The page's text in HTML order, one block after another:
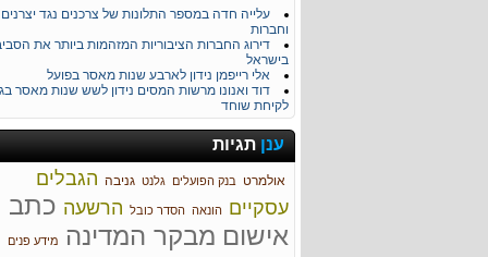
עלייה חדה במספר התלונות של צרכנים נגד יצרנים
וחברות
דירוג החברות הציבוריות המזהמות ביותר את
בישראל
אלי רייפמן נידון לארבע שנות מאסר בפועל
דוד ואנונו מרשות המסים נידון לשש שנות מאסר
לקיחת שוחד
מרגלית צנעני מואשמת בסחיטה באיומים
העליון דחה את ערעורו של אברהם הירשזון
בועז חכים וציון בבא שוטר לשעבר הורשעו בהונאת
מכשירי ניווט - מי אחראי לטעויות?
הוגש כתב אישום נגד עורך דין גור פינקלשטיין
הוגש כתב אישום נגד אהרן קליין ועמוס בוחניק בגין
הוצאת כספים במרמה
זיוף והפצת חשבוניות פיקטיביות במיליארד שקל
מחפשים זוגיות מתלוננים כנגד אתרי היכרויות
ענן תגיות
אולמרט בנק הפועלים גלנט גניבה הגבלים
עסקיים הונאה הסדר כובל הרשעה כתב
אישום מבקר המדינה מידע פנים